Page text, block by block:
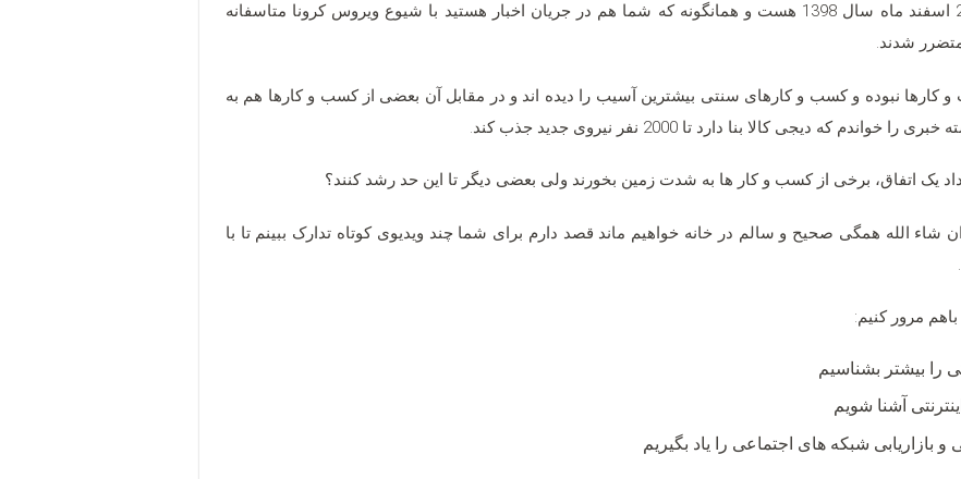
امروز که در حال تهیه این ویدیو هستیم 29 اسفند ماه سال 1398 هست و همانگونه که شما هم در جریان اخبار هستید با شیوع ویروس کرونا متاسفانه
شدند.
و کارها نبوده و کسب و کارهای سنتی بیشترین آسیب را دیده اند و در مقابل آن بعضی از کسب و کارها هم به
دیجی کالا بنا دارد تا 2000 نفر نیروی جدید جذب کند.
یک اتفاق، برخی از کسب و کار ها به شدت زمین بخورند ولی بعضی دیگر تا این حد رشد کنند؟
که ان شاء الله همگی صحیح و سالم در خانه خواهیم ماند قصد دارم برای شما چند ویدیوی کوتاه تدارک ببینم تا با
را بیشتر بشناسیم
آشنا شویم
و بازاریابی شبکه های اجتماعی را یاد بگیریم